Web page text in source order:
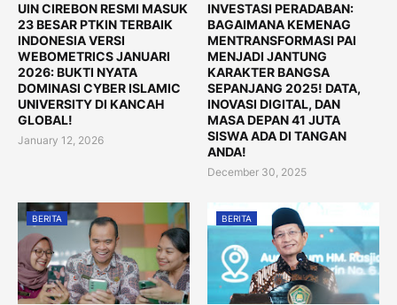
UIN CIREBON RESMI MASUK
23 BESAR PTKIN TERBAIK
INDONESIA VERSI
WEBOMETRICS JANUARI
2026: BUKTI NYATA
DOMINASI CYBER ISLAMIC
UNIVERSITY DI KANCAH
GLOBAL!
January 12, 2026
INVESTASI PERADABAN:
BAGAIMANA KEMENAG
MENTRANSFORMASI PAI
MENJADI JANTUNG
KARAKTER BANGSA
SEPANJANG 2025! DATA,
INOVASI DIGITAL, DAN
MASA DEPAN 41 JUTA
SISWA ADA DI TANGAN
ANDA!
December 30, 2025
BERITA BERITA